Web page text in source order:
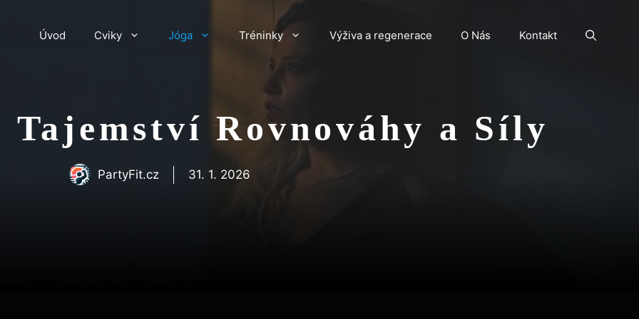
Úvod Cviky Jóga Tréninky Výživa a regenerace O Nás Kontakt
Tajemství Rovnováhy a Síly
PartyFit.cz 31. 1. 2026